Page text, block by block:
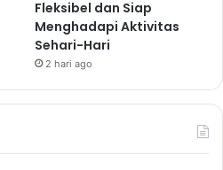
Fleksibel dan Siap
Menghadapi Aktivitas
Sehari-Hari
2 hari ago